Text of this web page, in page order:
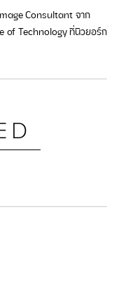
Consultant จาก
of Technology ที่นิวยอร์ก